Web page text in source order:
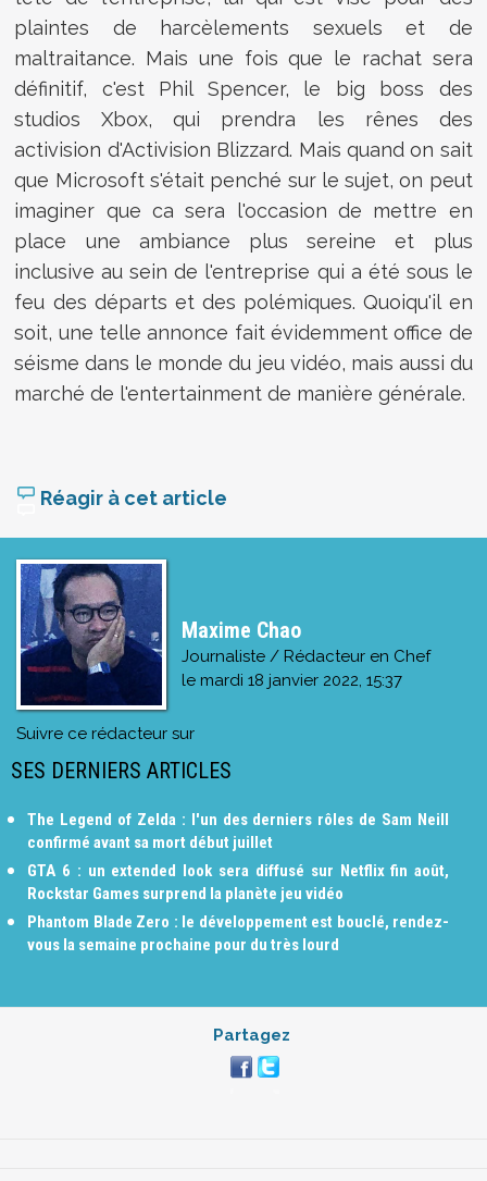
plaintes de harcèlements sexuels et de
maltraitance. Mais une fois que le rachat sera
définitif, c'est Phil Spencer, le big boss des
studios Xbox, qui prendra les rênes des
activision d'Activision Blizzard. Mais quand on sait
que Microsoft s'était penché sur le sujet, on peut
imaginer que ca sera l'occasion de mettre en
place une ambiance plus sereine et plus
inclusive au sein de l'entreprise qui a été sous le
feu des départs et des polémiques. Quoiqu'il en
soit, une telle annonce fait évidemment office de
séisme dans le monde du jeu vidéo, mais aussi du
marché de l'entertainment de manière générale.
Réagir à cet article
Maxime Chao
Journaliste / Rédacteur en Chef
le mardi 18 janvier 2022, 15:37
Suivre ce rédacteur sur
SES DERNIERS ARTICLES
The Legend of Zelda : l'un des derniers rôles de Sam Neill
confirmé avant sa mort début juillet
GTA 6 : un extended look sera diffusé sur Netflix fin août,
Rockstar Games surprend la planète jeu vidéo
Phantom Blade Zero : le développement est bouclé, rendez-
vous la semaine prochaine pour du très lourd
Partagez